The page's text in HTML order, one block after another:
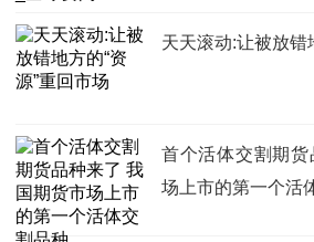
天天滚动:让被放错
首个活体交割期
场上市的第一个活